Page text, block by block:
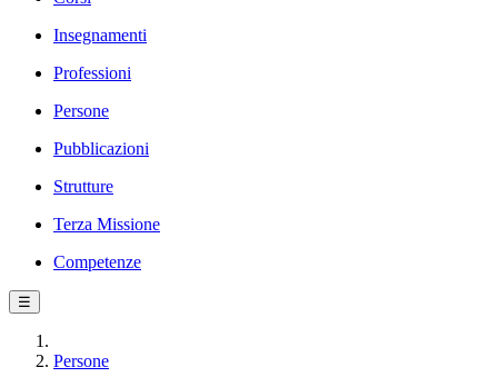
Insegnamenti
Professioni
Persone
Pubblicazioni
Strutture
Terza Missione
Competenze
☰
Persone